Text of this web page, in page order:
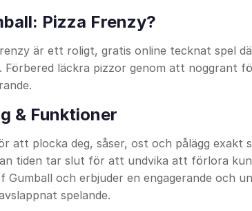
Pizza Frenzy?
är ett roligt, gratis online tecknat spel
Förbered läckra pizzor genom att noggrant
& Funktioner
att plocka deg, såser, ost och pålägg exakt
tiden tar slut för att undvika att förlora
Gumball och erbjuder en engagerande och
spelande.